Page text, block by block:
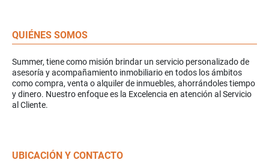
QUIÉNES SOMOS
Summer, tiene como misión brindar un servicio personalizado de
asesoría y acompañamiento inmobiliario en todos los ámbitos
como compra, venta o alquiler de inmuebles, ahorrándoles tiempo
y dinero. Nuestro enfoque es la Excelencia en atención al Servicio
al Cliente.
UBICACIÓN Y CONTACTO